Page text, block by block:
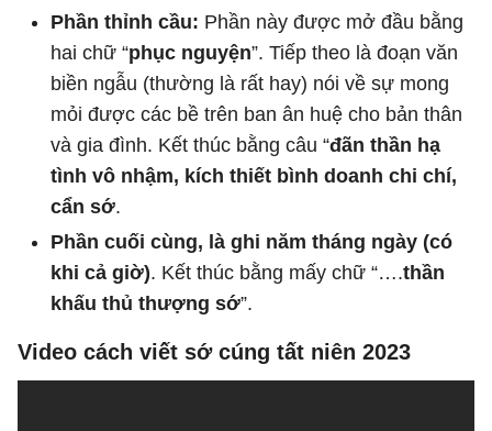
Phần thỉnh cầu: Phần này được mở đầu bằng
hai chữ “phục nguyện”. Tiếp theo là đoạn văn
biền ngẫu (thường là rất hay) nói về sự mong
mỏi được các bề trên ban ân huệ cho bản thân
và gia đình. Kết thúc bằng câu “đãn thần hạ
tình vô nhậm, kích thiết bình doanh chi chí,
cẩn sớ.
Phần cuối cùng, là ghi năm tháng ngày (có
khi cả giờ). Kết thúc bằng mấy chữ “….thần
khấu thủ thượng sớ”.
Video cách viết sớ cúng tất niên 2023